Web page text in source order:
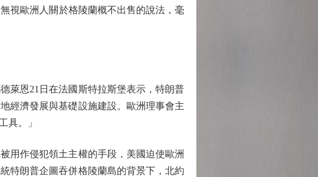
歐洲人關於格陵蘭概不出售的說法，毫
恩21日在法國斯特拉斯堡表示，特朗普
經濟發展與基礎設施建設。歐洲理事會主
具。」
作侵犯領土主權的手段，美國迫使歐洲
特朗普企圖吞併格陵蘭島的背景下，北約